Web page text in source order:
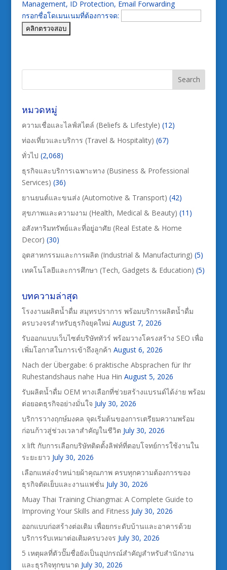
Management, ID Protection, Email Forwarding
กรอกชื่อโดเมนเนมที่ต้องการจด:
หมวดหมู่
ความเชื่อและไลฟ์สไตล์ (Beliefs & Lifestyle) (12)
ท่องเที่ยวและบริการ (Travel & Hospitality) (67)
ทั่วไป (2,068)
ธุรกิจและบริการเฉพาะทาง (Business & Professional
Services) (36)
ยานยนต์และขนส่ง (Automotive & Transport) (42)
สุขภาพและความงาม (Health, Medical & Beauty) (11)
อสังหาริมทรัพย์และที่อยู่อาศัย (Real Estate & Home
Decor) (30)
อุตสาหกรรมและการผลิต (Industrial & Manufacturing) (5)
เทคโนโลยีและการศึกษา (Tech, Gadgets & Education) (5)
บทความล่าสุด
โรงงานผลิตน้ำดื่ม สมุทรปราการ พร้อมบริการผลิตน้ำดื่ม
ครบวงจรสำหรับธุรกิจยุคใหม่ August 7, 2026
รับออกแบบเว็บไซต์บริษัททัวร์ พร้อมวางโครงสร้าง SEO เพื่อ
เพิ่มโอกาสในการเข้าถึงลูกค้า August 6, 2026
Nach der Übergabe: 6 praktische Absprachen für Ihr
Ruhestandshaus nahe Hua Hin August 5, 2026
รับผลิตน้ำดื่ม OEM ทางเลือกที่ช่วยสร้างแบรนด์ได้ง่าย พร้อม
ต่อยอดธุรกิจอย่างมั่นใจ July 30, 2026
บริการวางฤกษ์มงคล จุดเริ่มต้นของการเตรียมความพร้อม
ก่อนก้าวสู่ช่วงเวลาสำคัญในชีวิต July 30, 2026
x lift กับการเลือกบริษัทติดตั้งลิฟท์ที่ตอบโจทย์การใช้งานใน
ระยะยาว July 30, 2026
เลือกแหล่งจำหน่ายผ้าคุณภาพ ครบทุกความต้องการของ
ธุรกิจตัดเย็บและงานแฟชั่น July 30, 2026
Muay Thai Training Chiangmai: A Complete Guide to
Improving Your Skills and Fitness July 30, 2026
ออกแบบก่อสร้างต่อเติม เพื่อยกระดับบ้านและอาคารด้วย
บริการรับเหมาต่อเติมครบวงจร July 30, 2026
5 เหตุผลที่ตัวปั๊มชื่อยังเป็นอุปกรณ์สำคัญสำหรับสำนักงาน
และธุรกิจทุกขนาด July 30, 2026